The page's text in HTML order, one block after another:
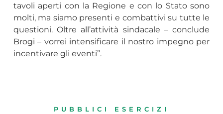
tavoli aperti con la Regione e con lo Stato sono
molti, ma siamo presenti e combattivi su tutte le
questioni. Oltre all’attività sindacale – conclude
Brogi – vorrei intensificare il nostro impegno per
incentivare gli eventi”.
PUBBLICI ESERCIZI